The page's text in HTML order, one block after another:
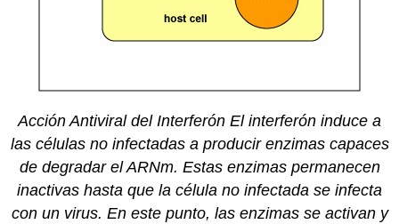
Acción Antiviral del Interferón El interferón induce a
las células no infectadas a producir enzimas capaces
de degradar el ARNm. Estas enzimas permanecen
inactivas hasta que la célula no infectada se infecta
con un virus. En este punto, las enzimas se activan y